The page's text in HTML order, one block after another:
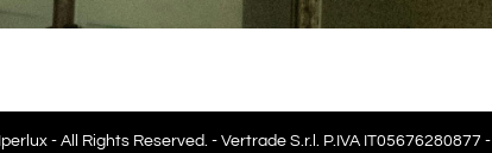
- All Rights Reserved. - Vertrade S.r.l. P.IVA IT05676280877 -